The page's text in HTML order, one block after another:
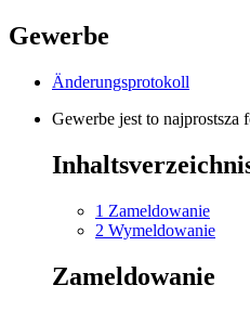
Gewerbe
Änderungsprotokoll
Gewerbe jest to najprostsza
1 Zameldowanie
2 Wymeldowanie
Zameldowanie